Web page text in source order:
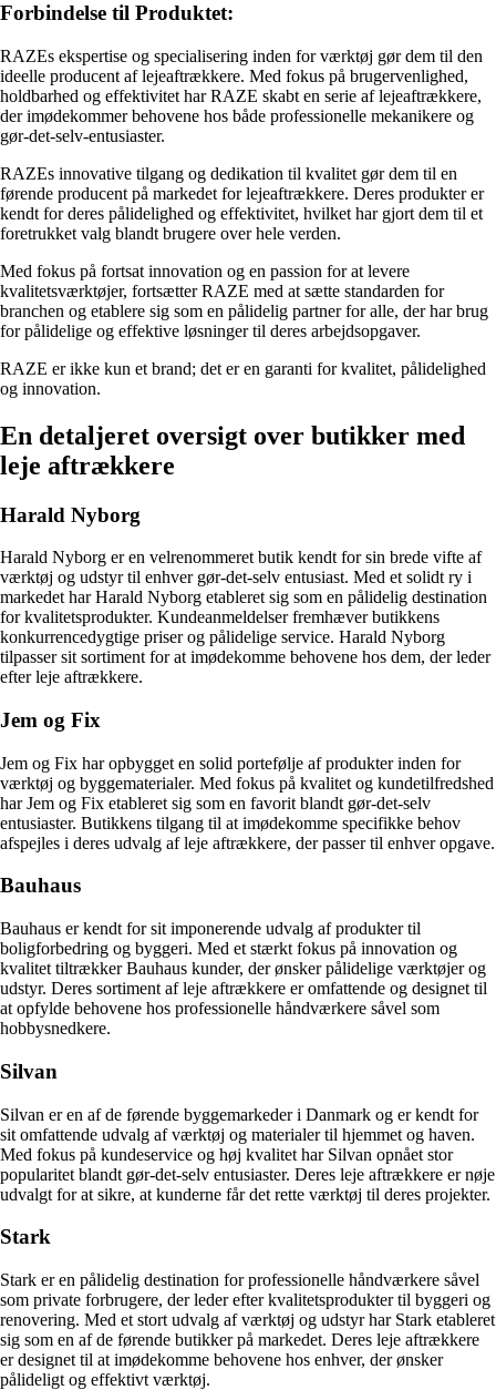
Forbindelse til Produktet:
RAZEs ekspertise og specialisering inden for værktøj gør dem til den
ideelle producent af lejeaftrækkere. Med fokus på brugervenlighed,
holdbarhed og effektivitet har RAZE skabt en serie af lejeaftrækkere,
der imødekommer behovene hos både professionelle mekanikere og
gør-det-selv-entusiaster.
RAZEs innovative tilgang og dedikation til kvalitet gør dem til en
førende producent på markedet for lejeaftrækkere. Deres produkter er
kendt for deres pålidelighed og effektivitet, hvilket har gjort dem til et
foretrukket valg blandt brugere over hele verden.
Med fokus på fortsat innovation og en passion for at levere
kvalitetsværktøjer, fortsætter RAZE med at sætte standarden for
branchen og etablere sig som en pålidelig partner for alle, der har brug
for pålidelige og effektive løsninger til deres arbejdsopgaver.
RAZE er ikke kun et brand; det er en garanti for kvalitet, pålidelighed
og innovation.
En detaljeret oversigt over butikker med
leje aftrækkere
Harald Nyborg
Harald Nyborg er en velrenommeret butik kendt for sin brede vifte af
værktøj og udstyr til enhver gør-det-selv entusiast. Med et solidt ry i
markedet har Harald Nyborg etableret sig som en pålidelig destination
for kvalitetsprodukter. Kundeanmeldelser fremhæver butikkens
konkurrencedygtige priser og pålidelige service. Harald Nyborg
tilpasser sit sortiment for at imødekomme behovene hos dem, der leder
efter leje aftrækkere.
Jem og Fix
Jem og Fix har opbygget en solid portefølje af produkter inden for
værktøj og byggematerialer. Med fokus på kvalitet og kundetilfredshed
har Jem og Fix etableret sig som en favorit blandt gør-det-selv
entusiaster. Butikkens tilgang til at imødekomme specifikke behov
afspejles i deres udvalg af leje aftrækkere, der passer til enhver opgave.
Bauhaus
Bauhaus er kendt for sit imponerende udvalg af produkter til
boligforbedring og byggeri. Med et stærkt fokus på innovation og
kvalitet tiltrækker Bauhaus kunder, der ønsker pålidelige værktøjer og
udstyr. Deres sortiment af leje aftrækkere er omfattende og designet til
at opfylde behovene hos professionelle håndværkere såvel som
hobbysnedkere.
Silvan
Silvan er en af de førende byggemarkeder i Danmark og er kendt for
sit omfattende udvalg af værktøj og materialer til hjemmet og haven.
Med fokus på kundeservice og høj kvalitet har Silvan opnået stor
popularitet blandt gør-det-selv entusiaster. Deres leje aftrækkere er nøje
udvalgt for at sikre, at kunderne får det rette værktøj til deres projekter.
Stark
Stark er en pålidelig destination for professionelle håndværkere såvel
som private forbrugere, der leder efter kvalitetsprodukter til byggeri og
renovering. Med et stort udvalg af værktøj og udstyr har Stark etableret
sig som en af de førende butikker på markedet. Deres leje aftrækkere
er designet til at imødekomme behovene hos enhver, der ønsker
pålideligt og effektivt værktøj.